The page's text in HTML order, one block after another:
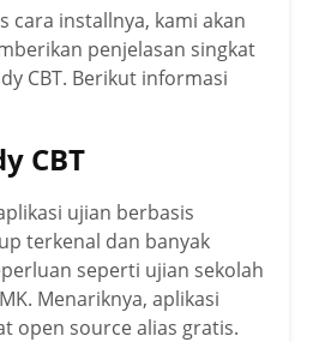
cara installnya, kami akan
penjelasan singkat
CBT. Berikut informasi
CBT
ujian berbasis
terkenal dan banyak
seperti ujian sekolah
Menariknya, aplikasi
open source alias gratis.